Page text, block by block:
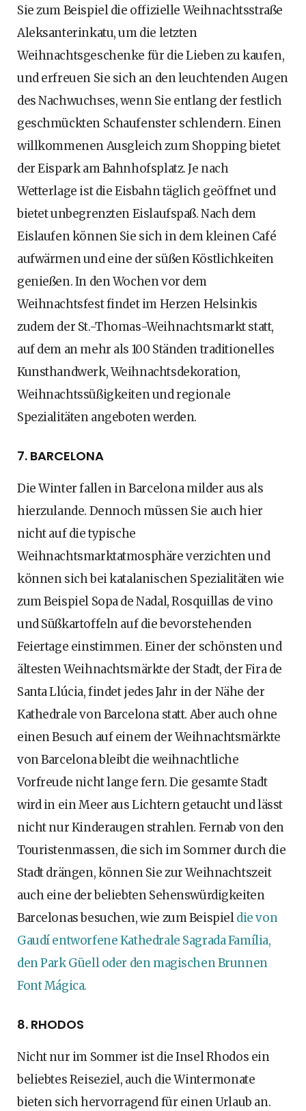
Sie zum Beispiel die offizielle Weihnachtsstraße
Aleksanterinkatu, um die letzten
Weihnachtsgeschenke für die Lieben zu kaufen,
und erfreuen Sie sich an den leuchtenden Augen
des Nachwuchses, wenn Sie entlang der festlich
geschmückten Schaufenster schlendern. Einen
willkommenen Ausgleich zum Shopping bietet
der Eispark am Bahnhofsplatz. Je nach
Wetterlage ist die Eisbahn täglich geöffnet und
bietet unbegrenzten Eislaufspaß. Nach dem
Eislaufen können Sie sich in dem kleinen Café
aufwärmen und eine der süßen Köstlichkeiten
genießen. In den Wochen vor dem
Weihnachtsfest findet im Herzen Helsinkis
zudem der St.-Thomas-Weihnachtsmarkt statt,
auf dem an mehr als 100 Ständen traditionelles
Kunsthandwerk, Weihnachtsdekoration,
Weihnachtssüßigkeiten und regionale
Spezialitäten angeboten werden.
7. BARCELONA
Die Winter fallen in Barcelona milder aus als
hierzulande. Dennoch müssen Sie auch hier
nicht auf die typische
Weihnachtsmarktatmosphäre verzichten und
können sich bei katalanischen Spezialitäten wie
zum Beispiel Sopa de Nadal, Rosquillas de vino
und Süßkartoffeln auf die bevorstehenden
Feiertage einstimmen. Einer der schönsten und
ältesten Weihnachtsmärkte der Stadt, der Fira de
Santa Llúcia, findet jedes Jahr in der Nähe der
Kathedrale von Barcelona statt. Aber auch ohne
einen Besuch auf einem der Weihnachtsmärkte
von Barcelona bleibt die weihnachtliche
Vorfreude nicht lange fern. Die gesamte Stadt
wird in ein Meer aus Lichtern getaucht und lässt
nicht nur Kinderaugen strahlen. Fernab von den
Touristenmassen, die sich im Sommer durch die
Stadt drängen, können Sie zur Weihnachtszeit
auch eine der beliebten Sehenswürdigkeiten
Barcelonas besuchen, wie zum Beispieldie von
Gaudí entworfene Kathedrale Sagrada Família,
den Park Güell oder den magischen Brunnen
Font Mágica.
8. RHODOS
Nicht nur im Sommer ist die Insel Rhodos ein
beliebtes Reiseziel, auch die Wintermonate
bieten sich hervorragend für einen Urlaub an.